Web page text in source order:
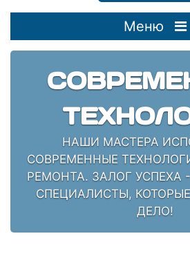
Меню
НАШИ МАСТЕРА
СОВРЕМЕННЫЕ
РЕМОНТА. ЗАЛОГ УСПЕХА
СПЕЦИАЛИСТЫ,
ДЕЛО!